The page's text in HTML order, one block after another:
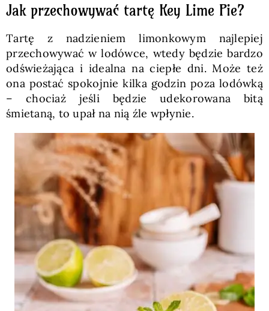
Jak przechowywać tartę Key Lime Pie?
Tartę z nadzieniem limonkowym najlepiej
przechowywać w lodówce, wtedy będzie bardzo
odświeżająca i idealna na ciepłe dni. Może też
ona postać spokojnie kilka godzin poza lodówką
– chociaż jeśli będzie udekorowana bitą
śmietaną, to upał na nią źle wpłynie.